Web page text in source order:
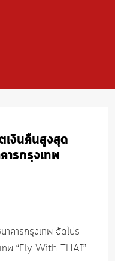
งินคืนสูงสุด
รกรุงเทพ
คารกรุงเทพ จัดโปร
ทพ “Fly With THAI”